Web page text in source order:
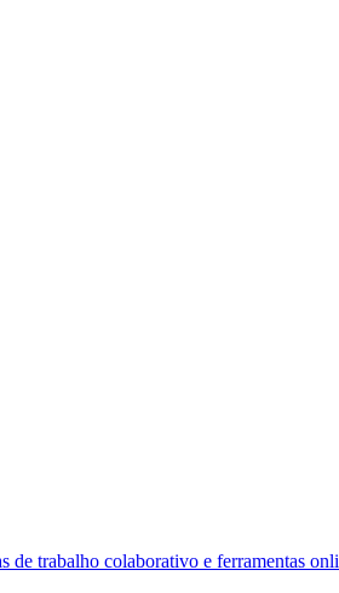
de trabalho colaborativo e ferramentas